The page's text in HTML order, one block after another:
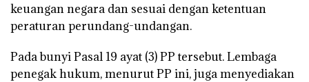
keuangan negara dan sesuai dengan ketentuan
peraturan perundang-undangan.
Pada bunyi Pasal 19 ayat (3) PP tersebut. Lembaga
penegak hukum, menurut PP ini, juga menyediakan